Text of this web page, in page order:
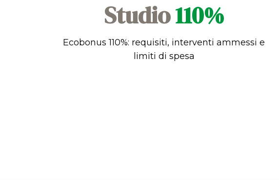
Studio110%
Ecobonus 110%: requisiti, interventi ammessi e
limiti di spesa